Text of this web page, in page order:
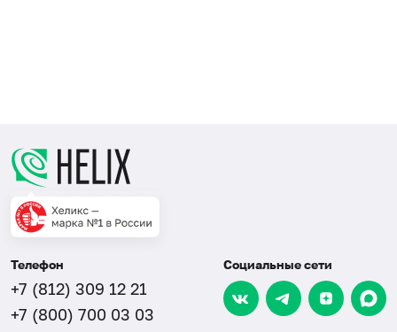
Телефон
+7 (812) 309 12 21
+7 (800) 700 03 03
Социальные сети